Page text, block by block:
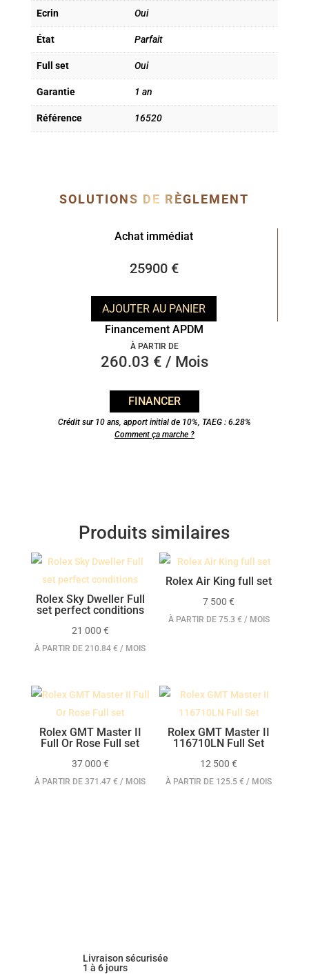
Ecrin Oui
État Parfait
Full set Oui
Garantie 1 an
Référence 16520
SOLUTIONS DE RÈGLEMENT
Achat immédiat
25900 €
AJOUTER AU PANIER
Financement APDM
À PARTIR DE
260.03 € / Mois
FINANCER
Crédit sur 10 ans, apport initial de 10%, TAEG : 6.28%
Comment ça marche ?
Produits similaires
Rolex Sky Dweller Full
set perfect conditions
21 000 €
À PARTIR DE 210.84 € / MOIS
Rolex Air King full set
7 500€
À PARTIR DE 75.3 € / MOIS
Rolex GMT Master II
Full Or Rose Full set
37 000 €
À PARTIR DE 371.47 € / MOIS
Rolex GMT Master II
116710LN Full Set
12 500€
À PARTIR DE 125.5 € / MOIS
Livraison sécurisée
1 à 6 jours